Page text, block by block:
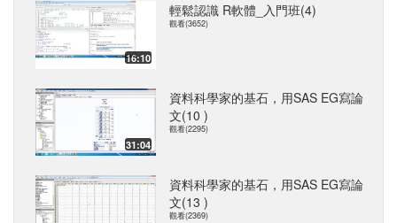
16:10
輕鬆認識 R軟體_入門班(4)
觀看(3652)
31:04
資料科學家的基石，用SAS EG寫論
文(10 )
觀看(2295)
資料科學家的基石，用SAS EG寫論
文(13 )
觀看(2369)